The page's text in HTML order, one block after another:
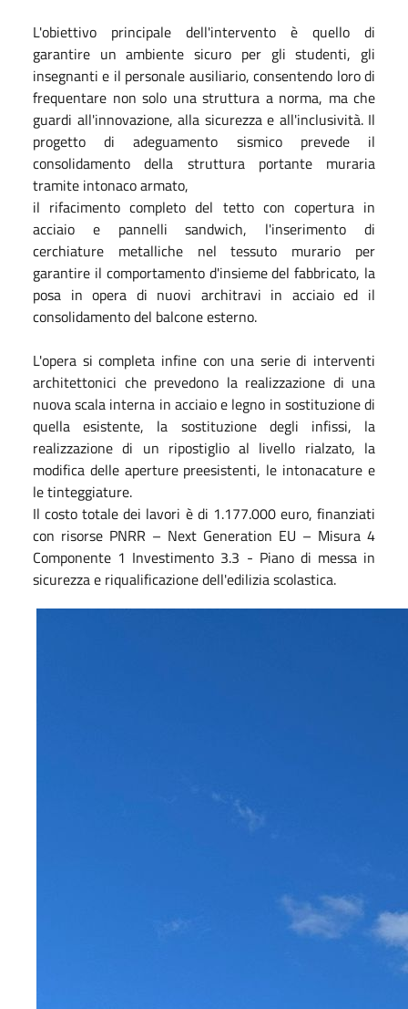
L'obiettivo principale dell'intervento è quello di
garantire un ambiente sicuro per gli studenti, gli
insegnanti e il personale ausiliario, consentendo loro di
frequentare non solo una struttura a norma, ma che
guardi all'innovazione, alla sicurezza e all'inclusività. Il
progetto di adeguamento sismico prevede il
consolidamento della struttura portante muraria
tramite intonaco armato,
il rifacimento completo del tetto con copertura in
acciaio e pannelli sandwich, l'inserimento di
cerchiature metalliche nel tessuto murario per
garantire il comportamento d'insieme del fabbricato, la
posa in opera di nuovi architravi in acciaio ed il
consolidamento del balcone esterno.
L'opera si completa infine con una serie di interventi
architettonici che prevedono la realizzazione di una
nuova scala interna in acciaio e legno in sostituzione di
quella esistente, la sostituzione degli infissi, la
realizzazione di un ripostiglio al livello rialzato, la
modifica delle aperture preesistenti, le intonacature e
le tinteggiature.
Il costo totale dei lavori è di 1.177.000 euro, finanziati
con risorse PNRR – Next Generation EU – Misura 4
Componente 1 Investimento 3.3 - Piano di messa in
sicurezza e riqualificazione dell'edilizia scolastica.